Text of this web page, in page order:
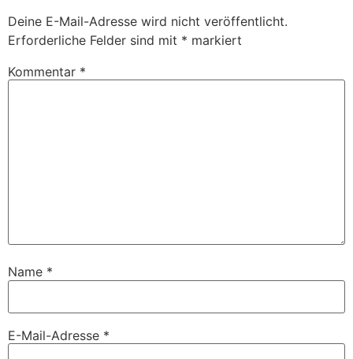
Deine E-Mail-Adresse wird nicht veröffentlicht.
Erforderliche Felder sind mit * markiert
Kommentar *
Name *
E-Mail-Adresse *